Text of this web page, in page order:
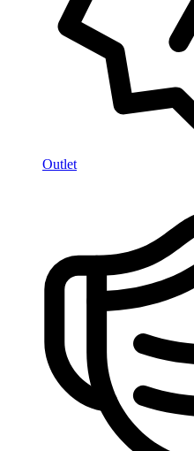
Outlet